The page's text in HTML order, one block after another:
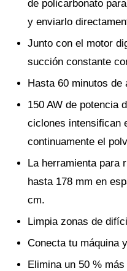
de policarbonato
y enviarlo
Junto con el motor
succión constante
Hasta 60 minutos de
150 AW de potencia
ciclones intensifican
continuamente el
La herramienta para
hasta 178 mm en
cm.
Limpia zonas de
Conecta tu máquina
Elimina un 50 %